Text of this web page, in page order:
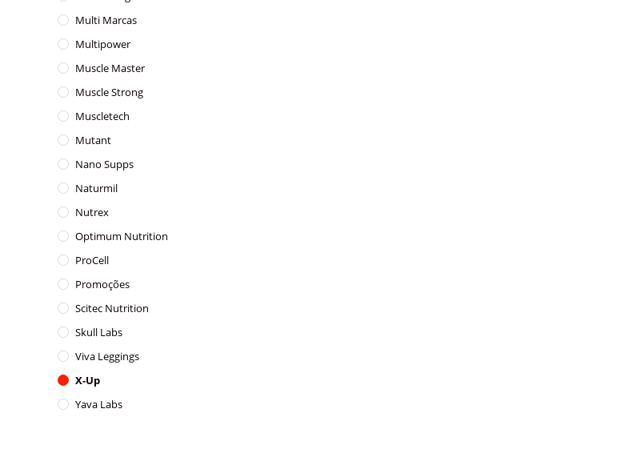
Multi Marcas
Multipower
Muscle Master
Muscle Strong
Muscletech
Mutant
Nano Supps
Naturmil
Nutrex
Optimum Nutrition
ProCell
Promoções
Scitec Nutrition
Skull Labs
Viva Leggings
X-Up
Yava Labs